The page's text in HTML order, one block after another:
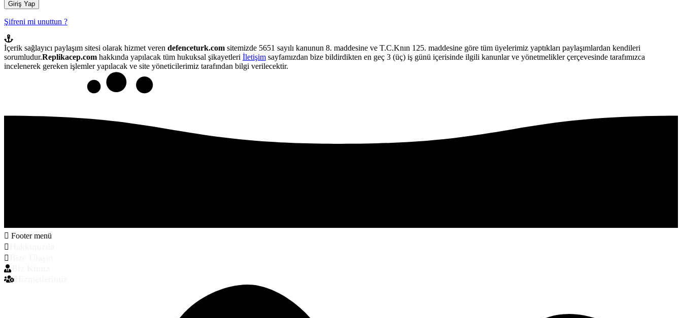
Şifreni mi unuttun ?
İçerik sağlayıcı paylaşım sitesi olarak hizmet veren defenceturk.com sitemizde 5651 sayılı kanunun 8. maddesine ve T.C.Knın 125. maddesine göre tüm üyelerimiz yaptıkları paylaşımlardan kendileri
sorumludur.Replikacep.com hakkında yapılacak tüm hukuksal şikayetleri İletişim sayfamızdan bize bildirdikten en geç 3 (üç) iş günü içerisinde ilgili kanunlar ve yönetmelikler çerçevesinde tarafımızca
incelenerek gereken işlemler yapılacak ve site yöneticilerimiz tarafından bilgi verilecektir.
Footer menü